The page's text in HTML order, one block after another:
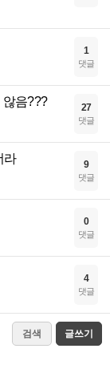
1
댓글
않음??? 27
댓글
라 9
댓글
0
댓글
4
댓글
검색 글쓰기